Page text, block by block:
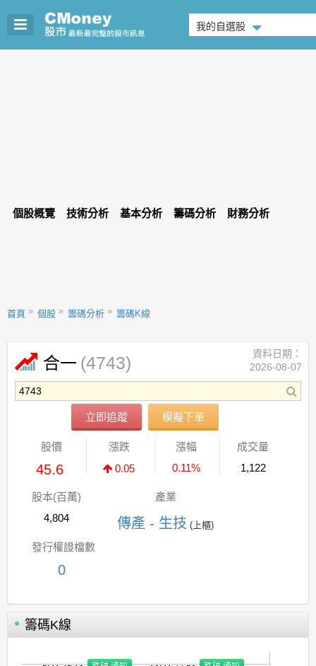
我的自選股
個股概覽 技術分析 基本分析 籌碼分析 財務分析
首頁 個股 籌碼分析 籌碼K線
合一 (4743)
立即追蹤 模擬下單
資料日期：
2026-08-07
股價
45.6
漲跌
0.05
漲幅
0.11%
成交量
1,122
股本(百萬)
4,804
產業
傳產 - 生技 (上櫃)
發行權證檔數
0
籌碼K線